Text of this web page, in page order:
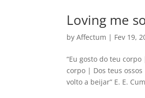
Loving me
byAffectum | Fev 19,
“Eu gosto do teu
corpo | Dos teus
volto a beijar” E. E.